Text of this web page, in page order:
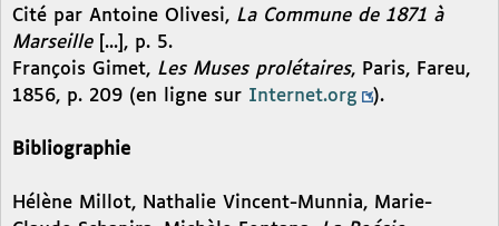
Cité par Antoine Olivesi, La Commune de 1871 à
Marseille[...], p. 5.
François Gimet, Les Muses prolétaires, Paris, Fareu,
1856, p. 209 (en ligne sur Internet.org ).
Bibliographie
Hélène Millot, Nathalie Vincent-Munnia, Marie-